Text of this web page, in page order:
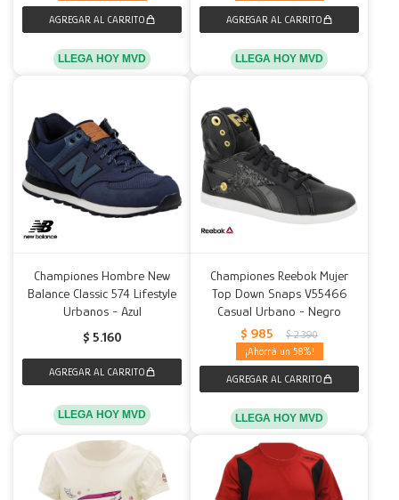
LLEGA HOY MVD LLEGA HOY MVD
Championes Hombre New
Balance Classic 574 Lifestyle
Urbanos - Azul
$ 5.160
LLEGA HOY MVD
Championes Reebok Mujer
Top Down Snaps V55466
Casual Urbano - Negro
$ 985 $ 2.390
58
LLEGA HOY MVD